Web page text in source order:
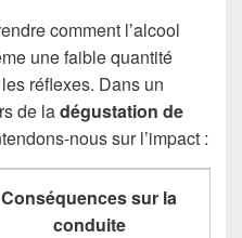
comment l’alcool
une faible quantité
réflexes. Dans un
de ladégustation de
nous sur l’impact :
Conséquences sur la
conduite